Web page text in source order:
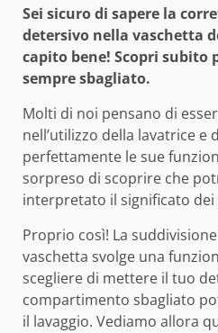
Sei sicuro di sapere la
detersivo nella vaschetta
capito bene! Scopri subito
sempre sbagliato.
Molti di noi pensano di
nell’utilizzo della lavatrice e
perfettamente le sue
sorpreso di scoprire che
interpretato il significato
Proprio così! La
vaschetta svolge una
scegliere di mettere il tuo
compartimento sbagliato
il lavaggio. Vediamo allora